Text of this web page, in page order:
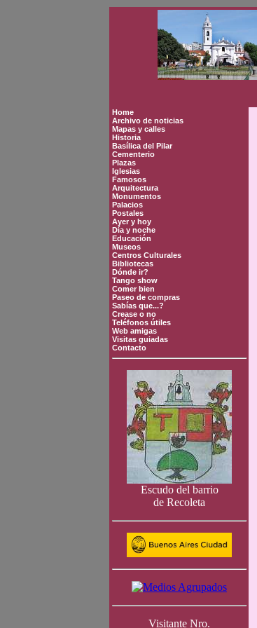
Home
Archivo de noticias
Mapas y calles
Historia
Basílica del Pilar
Cementerio
Plazas
Iglesias
Famosos
Arquitectura
Monumentos
Palacios
Postales
Ayer y hoy
Día y noche
Educación
Museos
Centros Culturales
Bibliotecas
Dónde ir?
Tango show
Comer bien
Paseo de compras
Sabías que...?
Crease o no
Teléfonos útiles
Web amigas
Visitas guiadas
Contacto
Escudo del barrio
de Recoleta
Visitante Nro.